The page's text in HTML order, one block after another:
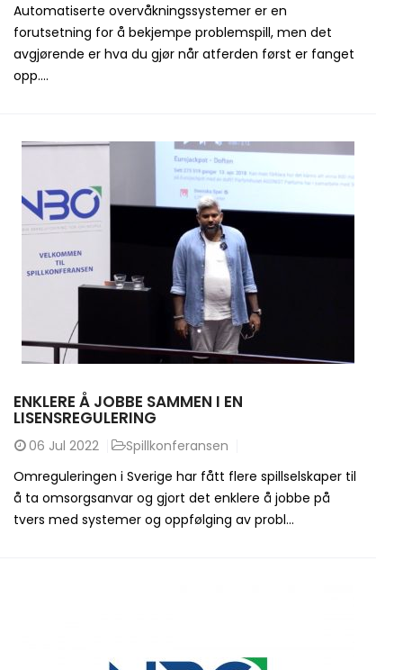
Automatiserte overvåkningssystemer er en
forutsetning for å bekjempe problemspill, men det
avgjørende er hva du gjør når atferden først er fanget
opp....
ENKLERE Å JOBBE SAMMEN I EN
LISENSREGULERING
06 Jul 2022
Spillkonferansen
Omreguleringen i Sverige har fått flere spillselskaper til
å ta omsorgsanvar og gjort det enklere å jobbe på
tvers med systemer og oppfølging av probl...